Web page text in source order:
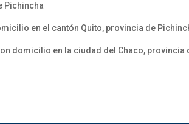
Pichincha
en el cantón Quito, provincia de
domicilio en la ciudad del Chaco, provincia